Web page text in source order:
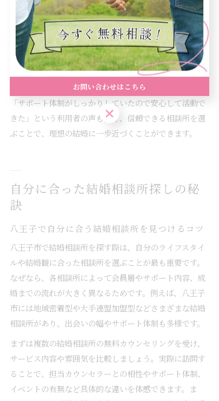
失敗しない選び方としては、入会前に複数の相談所で無
料相談や説明会に参加し、実際のサポート体制や雰囲気
を確認することが有効です。特に、サポートの手厚さや
料金体系（入会金無料や更新料など）も比較ポイントと
「サポート体制がしっかりしていたので安心して活動で
きた」という利用者の声も多く、信頼できる相談所を選
ぶことで、理想の結婚に一歩近づくことができます。
自分に合った結婚相談所探しの秘
訣
八王子で自分に合う結婚相談所を見つけるコツ
八王子市で結婚相談所を探す際は、自分のライフスタイ
ルや結婚観に合った相談所を選ぶことが最も重要です。
なぜなら、各相談所によって会員層やサポート内容、成
婚までの流れが大きく異なるためです。例えば、八王子
市には地域密着型や大手連盟加盟型などさまざまな結婚
相談所があり、出会いの幅やサポート体制も多様です。
まずは複数の結婚相談所の無料カウンセリングを受け、
サービス内容や雰囲気を比較しましょう。実際に訪問す
ることで、担当カウンセラーとの相性やサポート体制、
イベントの有無など具体的な違いを体感できます。ま
お問い合わせはこちら
お問い合わせはこちら